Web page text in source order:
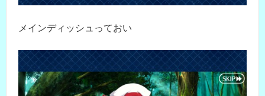
メインディッシュっておい